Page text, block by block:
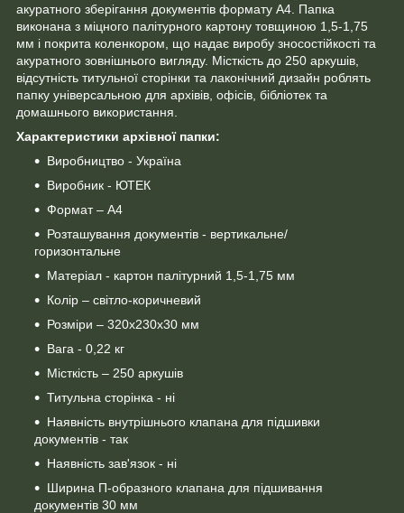
акуратного зберігання документів формату А4. Папка
виконана з міцного палітурного картону товщиною 1,5-1,75
мм і покрита коленкором, що надає виробу зносостійкості та
акуратного зовнішнього вигляду. Місткість до 250 аркушів,
відсутність титульної сторінки та лаконічний дизайн роблять
папку універсальною для архівів, офісів, бібліотек та
домашнього використання.
Характеристики архівної папки:
Виробництво - Україна
Виробник - ЮТЕК
Формат – А4
Розташування документів - вертикальне/
горизонтальне
Матеріал - картон палітурний 1,5-1,75 мм
Колір – світло-коричневий
Розміри – 320x230x30 мм
Вага - 0,22 кг
Місткість – 250 аркушів
Титульна сторінка - ні
Наявність внутрішнього клапана для підшивки
документів - так
Наявність зав'язок - ні
Ширина П-образного клапана для підшивання
документів 30 мм